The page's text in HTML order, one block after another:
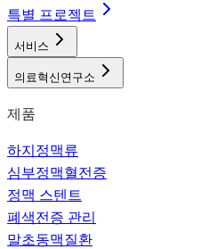
특별 프로젝트
서비스
의료혁신연구소
제품
하지정맥류
심부정맥혈전증
정맥 스텐트
폐색전증 관리
말초동맥질환